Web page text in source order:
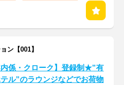
ン【001】
内係・クローク】登録制★”有
ル”のラウンジなどでお荷物